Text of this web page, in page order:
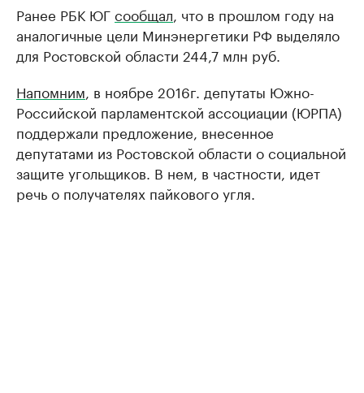
Ранее РБК ЮГсообщал , что в прошлом году на
аналогичные цели Минэнергетики РФ выделяло
для Ростовской области 244,7 млн руб.
Напомним , в ноябре 2016г. депутаты Южно-
Российской парламентской ассоциации (ЮРПА)
поддержали предложение, внесенное
депутатами из Ростовской области о социальной
защите угольщиков. В нем, в частности, идет
речь о получателях пайкового угля.